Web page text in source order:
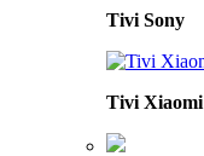
Tivi Sony
Tivi Xiaomi